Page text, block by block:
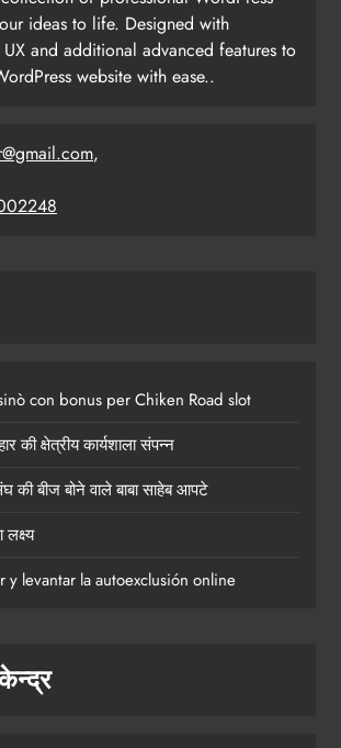
ideas to life. Designed with
and additional advanced features to
website with ease..
,
con bonus per Chiken Road slot
की क्षेत्रीय कार्यशाला संपन्न
बीज बोने वाले बाबा साहेब आपटे
y levantar la autoexclusión online